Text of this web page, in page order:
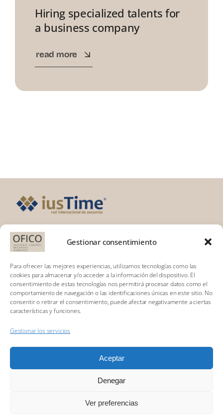
Gestionar consentimiento
Para ofrecer las mejores experiencias, utilizamos tecnologías como las
cookies para almacenar y/o acceder a la información del dispositivo. El
consentimiento de estas tecnologías nos permitirá procesar datos como el
comportamiento de navegación o las identificaciones únicas en este sitio. No
consentir o retirar el consentimiento, puede afectar negativamente a ciertas
características y funciones.
Gestionar los servicios
Aceptar
Denegar
Ver preferencias
Hiring specialized talents for
a business company
read more
DÓNDE ESTAMOS:
Calle Padre
Calatayud, 1 5º
31003 Pamplona
(Navarra)
Tel. 948 242 002
asesoria@ofico.es